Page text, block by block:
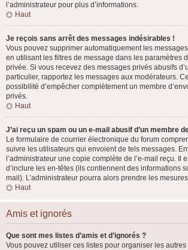
l’administrateur pour plus d’informations.
Haut
Je reçois sans arrêt des messages indésirables !
Vous pouvez supprimer automatiquement les
en utilisant les filtres de message dans les paramètres
privée. Si vous recevez des messages privés abusifs
particulier, rapportez les messages aux modérateurs.
possibilité d’empêcher complètement un membre
privés.
Haut
J’ai reçu un spam ou un e-mail abusif d’un membre
Le formulaire de courrier électronique du forum
suivre les utilisateurs qui envoient de tels messages.
l’administrateur une copie complète de l’e-mail reçu. Il
d’inclure les en-têtes (ils contiennent des informations
mail). L’administrateur pourra alors prendre les
Haut
Amis et ignorés
Que sont mes listes d’amis et d’ignorés ?
Vous pouvez utiliser ces listes pour organiser les